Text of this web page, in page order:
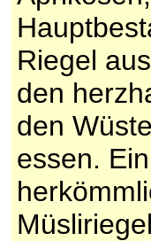
Riegel
den
den
essen.